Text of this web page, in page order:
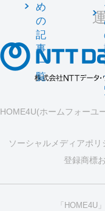
め
の
記
事
一
覧
HOME4U(ホームフォーユ
ソーシャルメディアポ
登録商標
「HOME4U